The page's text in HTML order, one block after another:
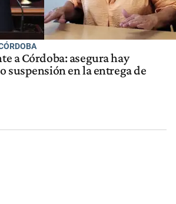
a Córdoba: asegura hay
suspensión en la entrega de